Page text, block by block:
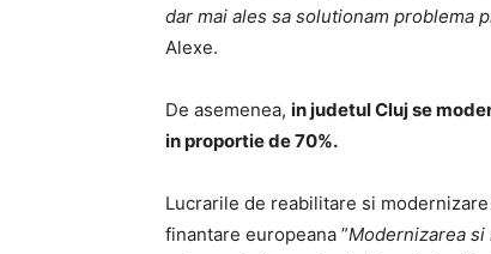
dar mai ales sa solutionam problema
Alexe.
De asemenea, in judetul Cluj se
in proportie de 70%.
Lucrarile de reabilitare si
finantare europeana ”Modernizarea